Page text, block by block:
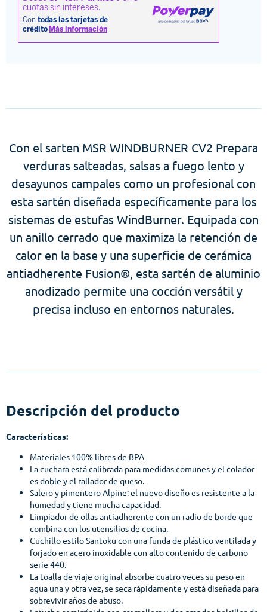
Con el sarten MSR WINDBURNER CV2 Prepara
verduras salteadas, salsas a fuego lento y
desayunos campales como un profesional con
esta sartén diseñada específicamente para los
sistemas de estufas WindBurner. Equipada con
un anillo cerrado que maximiza la retención de
calor en la base y una superficie de cerámica
antiadherente Fusion®, esta sartén de aluminio
anodizado permite una cocción versátil y
precisa incluso en entornos naturales.
Descripción del producto
Características:
Materiales 100% libres de BPA
La cuchara está calibrada para medidas comunes y el colador
es doble y el rallador de queso.
Salero y pimentero Alpine: el nuevo diseño es resistente a la
humedad y tiene mucha capacidad.
Limpiador de ollas antiadherente con un radio de borde que
combina con los utensilios de cocina.
Cuchillo estilo Santoku con una funda de plástico ventilada y
forjado en acero inoxidable con alto contenido de carbono
serie 440.
La toalla de viaje original absorbe cuatro veces su peso en
agua una y otra vez, se seca rápidamente y está diseñada para
sobrevivir años de abuso.